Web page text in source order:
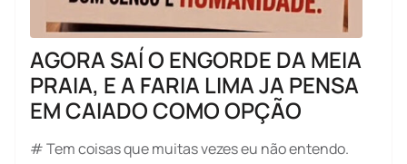
AGORA SAÍ O ENGORDE DA MEIA
PRAIA, E A FARIA LIMA JA PENSA
EM CAIADO COMO OPÇÃO
# Tem coisas que muitas vezes eu não entendo.